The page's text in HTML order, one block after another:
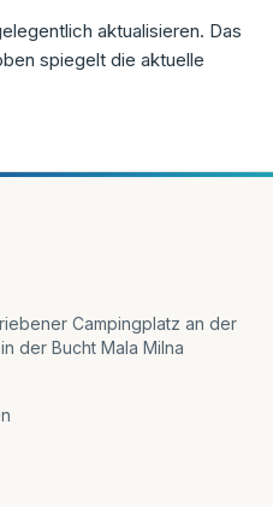
aktualisieren. Das
spiegelt die aktuelle
Campingplatz an der
der Bucht Mala Milna